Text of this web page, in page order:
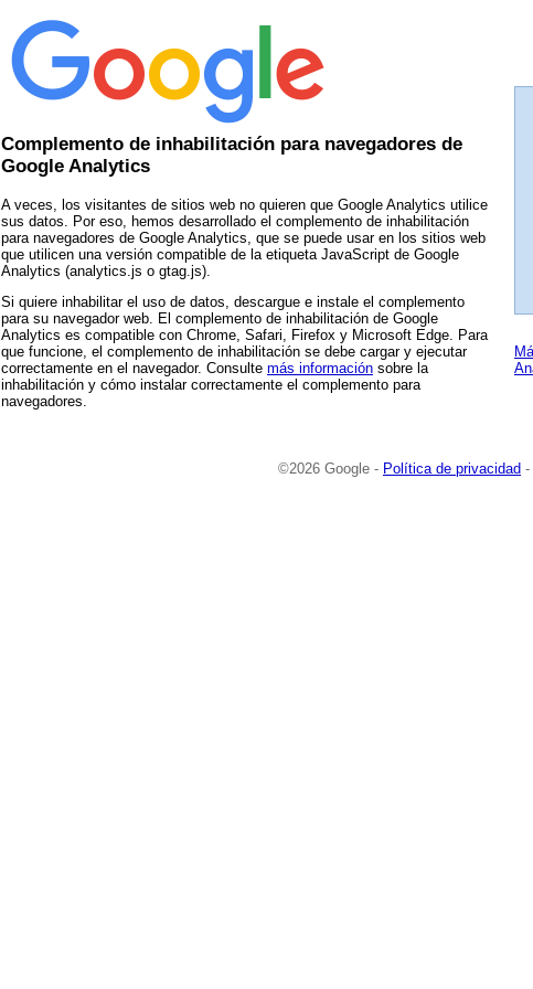
Complemento de inhabilitación para navegadores de
Google Analytics
A veces, los visitantes de sitios web no quieren que Google Analytics utilice
sus datos. Por eso, hemos desarrollado el complemento de inhabilitación
para navegadores de Google Analytics, que se puede usar en los sitios web
que utilicen una versión compatible de la etiqueta JavaScript de Google
Analytics (analytics.js o gtag.js).
Si quiere inhabilitar el uso de datos, descargue e instale el complemento
para su navegador web. El complemento de inhabilitación de Google
Analytics es compatible con Chrome, Safari, Firefox y Microsoft Edge. Para
que funcione, el complemento de inhabilitación se debe cargar y ejecutar
correctamente en el navegador. Consulte más información sobre la
inhabilitación y cómo instalar correctamente el complemento para
navegadores.
©2026 Google - Política de privacidad -